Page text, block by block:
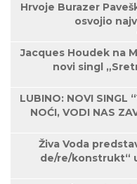
Hrvoje Burazer
osvojio
Jacques Houdek na
novi singl
LUBINO: NOVI SINGL
NOĆI, VODI NAS
Živa Voda
de/re/konstrukt“